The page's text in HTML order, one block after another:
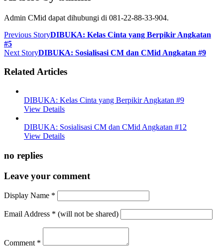
Admin CMid dapat dihubungi di 081-22-88-33-904.
Previous StoryDIBUKA: Kelas Cinta yang Berpikir Angkatan
#5
Next StoryDIBUKA: Sosialisasi CM dan CMid Angkatan #9
Related Articles
DIBUKA: Kelas Cinta yang Berpikir Angkatan #9
View Details
DIBUKA: Sosialisasi CM dan CMid Angkatan #12
View Details
no replies
Leave your comment
Display Name *
Email Address * (will not be shared)
Comment *